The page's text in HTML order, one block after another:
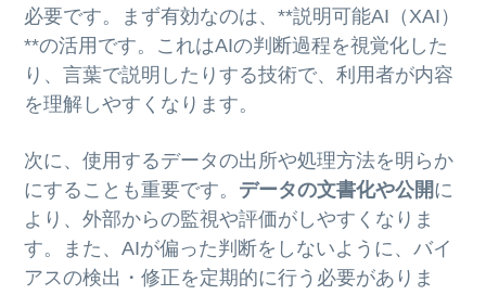
必要です。まず有効なのは、**説明可能AI（XAI）
**の活用です。これはAIの判断過程を視覚化した
り、言葉で説明したりする技術で、利用者が内容
を理解しやすくなります。
次に、使用するデータの出所や処理方法を明らか
にすることも重要です。 データの文書化や公開に
より、外部からの監視や評価がしやすくなりま
す。また、AIが偏った判断をしないように、バイ
アスの検出・修正を定期的に行う必要がありま